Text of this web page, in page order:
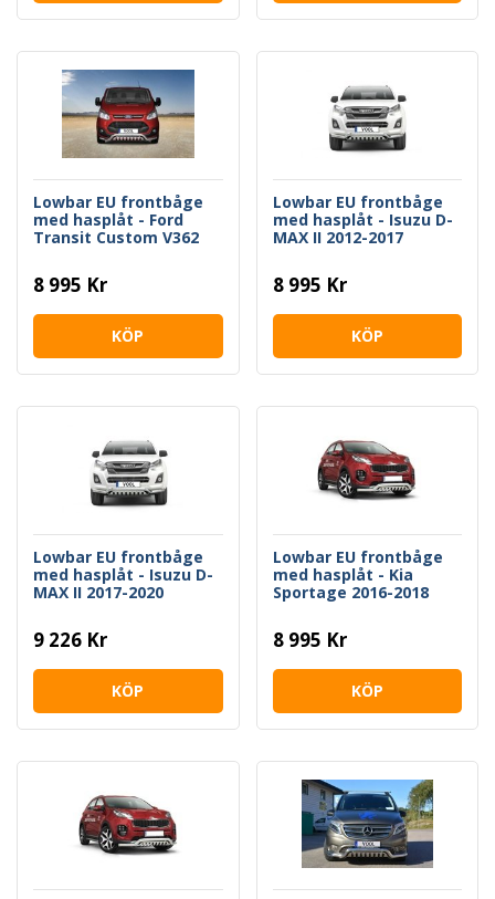
Lowbar EU frontbåge
med hasplåt - Ford
Transit Custom V362
8 995 Kr
KÖP
Lowbar EU frontbåge
med hasplåt - Isuzu D-
MAX II 2012-2017
8 995 Kr
KÖP
Lowbar EU frontbåge
med hasplåt - Isuzu D-
MAX II 2017-2020
9 226 Kr
KÖP
Lowbar EU frontbåge
med hasplåt - Kia
Sportage 2016-2018
8 995 Kr
KÖP